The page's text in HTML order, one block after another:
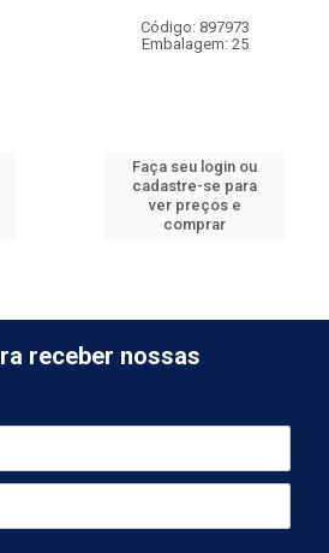
Código: 897973
Embalagem: 25
Faça seu login ou
cadastre-se para
ver preços e
comprar
receber nossas